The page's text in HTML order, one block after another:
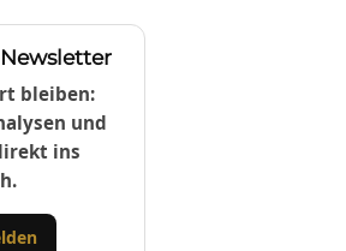
bleiben:
und
ins